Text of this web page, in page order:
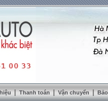
| Thanh toán | Vận chuyển |